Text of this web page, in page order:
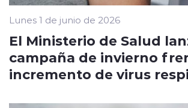
Lunes 1 de junio de 2026
El Ministerio de Salud
campaña de invierno
incremento de virus